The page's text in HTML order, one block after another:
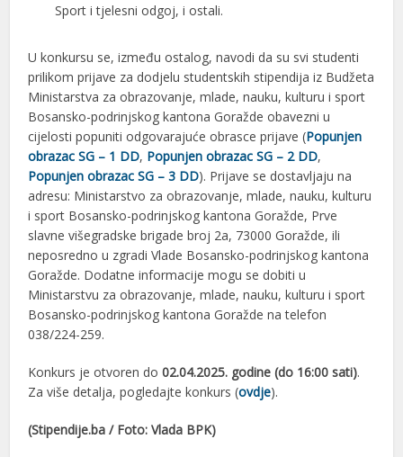
Sport i tjelesni odgoj, i ostali.
U konkursu se, između ostalog, navodi da su svi studenti
prilikom prijave za dodjelu studentskih stipendija iz Budžeta
Ministarstva za obrazovanje, mlade, nauku, kulturu i sport
Bosansko-podrinjskog kantona Goražde obavezni u
cijelosti popuniti odgovarajuće obrasce prijave (Popunjen
obrazac SG – 1 DD, Popunjen obrazac SG – 2 DD,
Popunjen obrazac SG – 3 DD). Prijave se dostavljaju na
adresu: Ministarstvo za obrazovanje, mlade, nauku, kulturu
i sport Bosansko-podrinjskog kantona Goražde, Prve
slavne višegradske brigade broj 2a, 73000 Goražde, ili
neposredno u zgradi Vlade Bosansko-podrinjskog kantona
Goražde. Dodatne informacije mogu se dobiti u
Ministarstvu za obrazovanje, mlade, nauku, kulturu i sport
Bosansko-podrinjskog kantona Goražde na telefon
038/224-259.
Konkurs je otvoren do02.04.2025. godine (do 16:00 sati).
Za više detalja, pogledajte konkurs (ovdje).
(Stipendije.ba / Foto: Vlada BPK)